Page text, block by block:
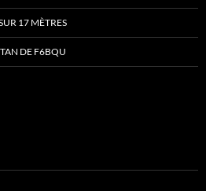
17 MÈTRES
DE F6BQU